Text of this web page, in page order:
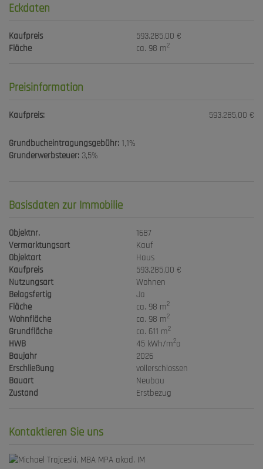
Eckdaten
Kaufpreis
593.285,00 €
Fläche
ca. 98 m2
Preisinformation
Kaufpreis: 593.285,00 €
Grundbucheintragungsgebühr: 1,1%
Grunderwerbsteuer: 3,5%
Basisdaten zur Immobilie
Objektnr.
1687
Vermarktungsart
Kauf
Objektart
Haus
Kaufpreis
593.285,00 €
Nutzungsart
Wohnen
Belagsfertig
Ja
Fläche
ca. 98 m2
Wohnfläche ca. 98 m2
Grundfläche ca. 611 m2
HWB 45 kWh/m2a
Baujahr
2026
Erschließung
vollerschlossen
Bauart
Neubau
Zustand
Erstbezug
Kontaktieren Sie uns